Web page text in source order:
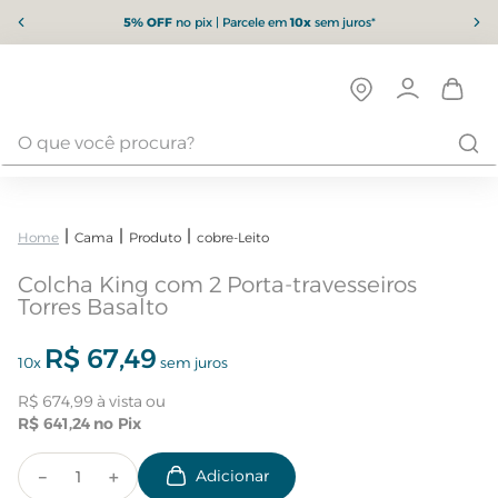
5% OFFno pix | Parcele em10xsem juros*
Cama Produto cobre-Leito
Colcha King com 2 Porta-travesseiros
Torres Basalto
10x R$ 67,49 sem juros
R$ 674,99
R$ 641,24
＋
－